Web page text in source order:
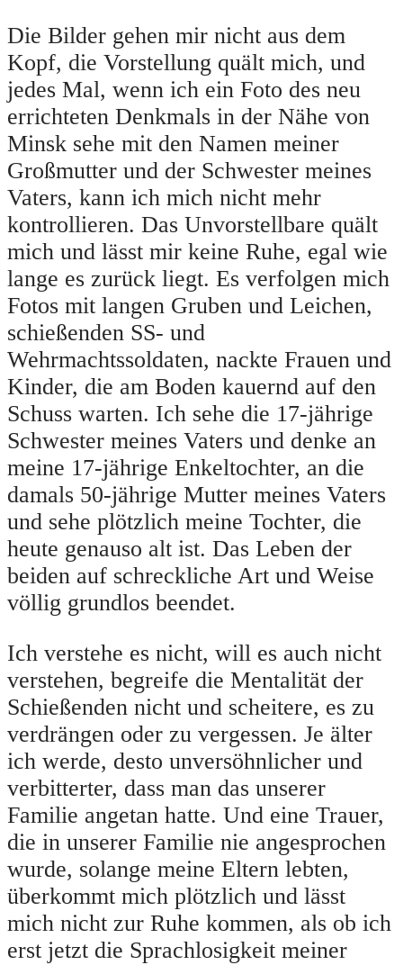
Die Bilder gehen mir nicht aus dem
Kopf, die Vorstellung quält mich, und
jedes Mal, wenn ich ein Foto des neu
errichteten Denkmals in der Nähe von
Minsk sehe mit den Namen meiner
Großmutter und der Schwester meines
Vaters, kann ich mich nicht mehr
kontrollieren. Das Unvorstellbare quält
mich und lässt mir keine Ruhe, egal wie
lange es zurück liegt. Es verfolgen mich
Fotos mit langen Gruben und Leichen,
schießenden SS- und
Wehrmachtssoldaten, nackte Frauen und
Kinder, die am Boden kauernd auf den
Schuss warten. Ich sehe die 17-jährige
Schwester meines Vaters und denke an
meine 17-jährige Enkeltochter, an die
damals 50-jährige Mutter meines Vaters
und sehe plötzlich meine Tochter, die
heute genauso alt ist. Das Leben der
beiden auf schreckliche Art und Weise
völlig grundlos beendet.
Ich verstehe es nicht, will es auch nicht
verstehen, begreife die Mentalität der
Schießenden nicht und scheitere, es zu
verdrängen oder zu vergessen. Je älter
ich werde, desto unversöhnlicher und
verbitterter, dass man das unserer
Familie angetan hatte. Und eine Trauer,
die in unserer Familie nie angesprochen
wurde, solange meine Eltern lebten,
überkommt mich plötzlich und lässt
mich nicht zur Ruhe kommen, als ob ich
erst jetzt die Sprachlosigkeit meiner